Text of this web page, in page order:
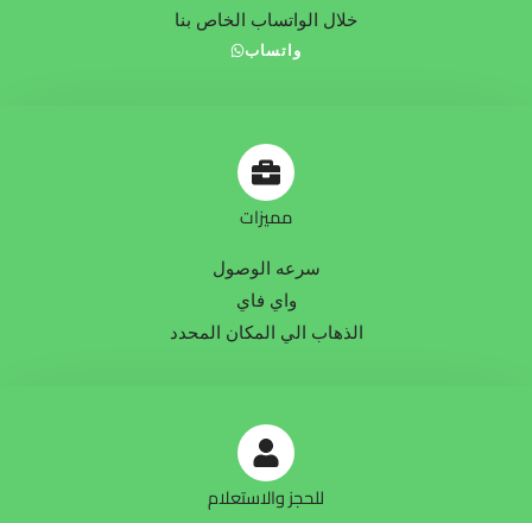
خلال الواتساب الخاص بنا
واتساب
مميزات
سرعه الوصول
واي فاي
الذهاب الي المكان المحدد
للحجز والاستعلام